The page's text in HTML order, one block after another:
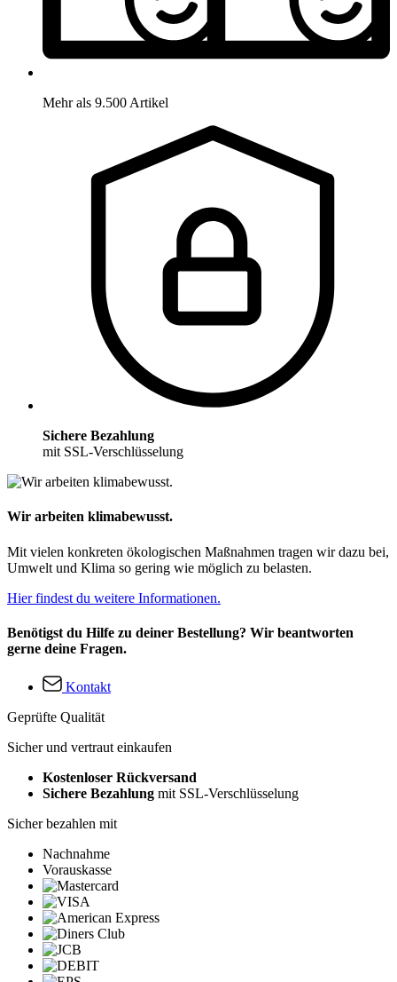
Mehr als 9.500 Artikel
Sichere Bezahlung
mit SSL-Verschlüsselung
Wir arbeiten klimabewusst.
Mit vielen konkreten ökologischen Maßnahmen tragen wir dazu bei,
Umwelt und Klima so gering wie möglich zu belasten.
Hier findest du weitere Informationen.
Benötigst du Hilfe zu deiner Bestellung? Wir beantworten
gerne deine Fragen.
Kontakt
Geprüfte Qualität
Sicher und vertraut einkaufen
Kostenloser Rückversand
Sichere Bezahlung mit SSL-Verschlüsselung
Sicher bezahlen mit
Nachnahme
Vorauskasse